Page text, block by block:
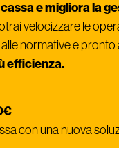
e migliora la
velocizzare le
normative e
efficienza.
con una nuova